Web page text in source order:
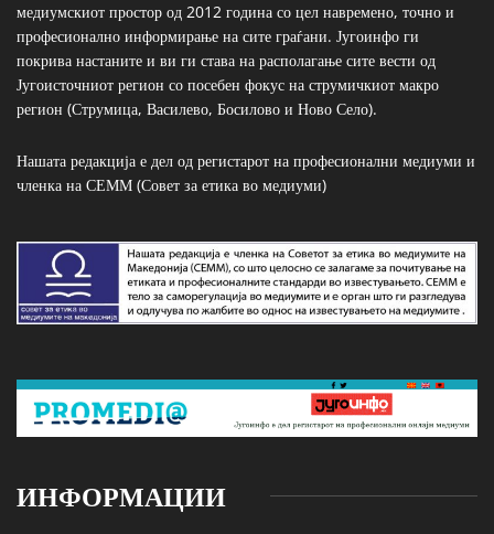
медиумскиот простор од 2012 година со цел навремено, точно и
професионално информирање на сите граѓани. Југоинфо ги
покрива настаните и ви ги става на располагање сите вести од
Југоисточниот регион со посебен фокус на струмичкиот макро
регион (Струмица, Василево, Босилово и Ново Село).
Нашата редакција е дел од регистарот на професионални медиуми и
членка на СЕММ (Совет за етика во медиуми)
ИНФОРМАЦИИ